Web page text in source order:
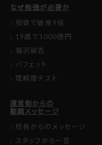
なぜ勉強が必要か
投資で破産9倍
19歳で1000億円
福沢諭吉
バフェット
理解度テスト
運営側からの
動画メッセージ
校長からのメッセージ
スタッフから一言